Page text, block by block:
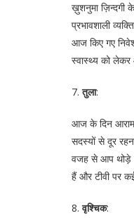
ख़ुशनुमा ज़िन्दगी
प्रभावशाली
आज किए गए
स्वास्थ्य को
7.तुला:
आज के दिन आराम
सदस्यों से दूर
वजह से आप थोड़े
हैं और टीवी पर
8.वृश्चिक: